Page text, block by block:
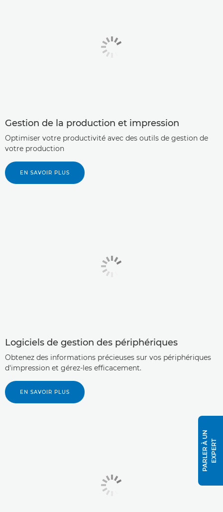
Gestion de la production et impression
Optimiser votre productivité avec des outils de gestion de
votre production
EN SAVOIR PLUS
Logiciels de gestion des périphériques
Obtenez des informations précieuses sur vos périphériques
d'impression et gérez-les efficacement.
EN SAVOIR PLUS
P
A
R
L
E
R
À
U
N
E
X
P
E
RT